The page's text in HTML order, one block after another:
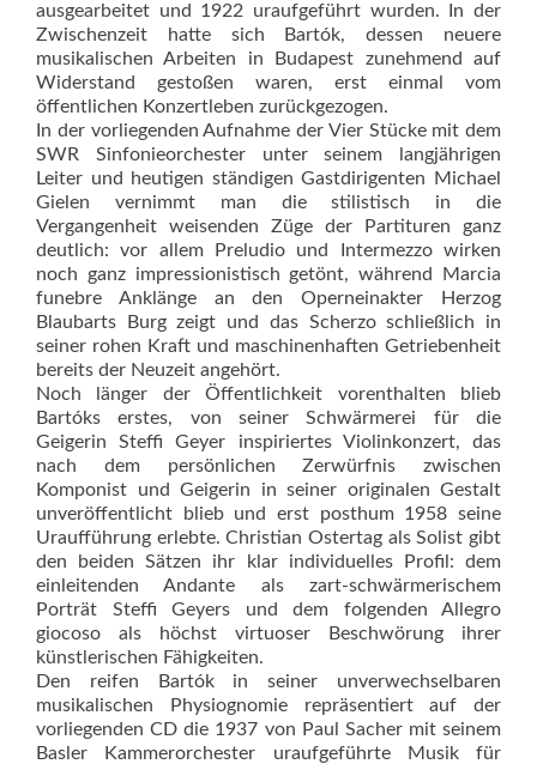
ausgearbeitet und 1922 uraufgeführt wurden. In der
Zwischenzeit hatte sich Bartók, dessen neuere
musikalischen Arbeiten in Budapest zunehmend auf
Widerstand gestoßen waren, erst einmal vom
öffentlichen Konzertleben zurückgezogen.
In der vorliegenden Aufnahme der Vier Stücke mit dem
SWR Sinfonieorchester unter seinem langjährigen
Leiter und heutigen ständigen Gastdirigenten Michael
Gielen vernimmt man die stilistisch in die
Vergangenheit weisenden Züge der Partituren ganz
deutlich: vor allem Preludio und Intermezzo wirken
noch ganz impressionistisch getönt, während Marcia
funebre Anklänge an den Operneinakter Herzog
Blaubarts Burg zeigt und das Scherzo schließlich in
seiner rohen Kraft und maschinenhaften Getriebenheit
bereits der Neuzeit angehört.
Noch länger der Öffentlichkeit vorenthalten blieb
Bartóks erstes, von seiner Schwärmerei für die
Geigerin Steffi Geyer inspiriertes Violinkonzert, das
nach dem persönlichen Zerwürfnis zwischen
Komponist und Geigerin in seiner originalen Gestalt
unveröffentlicht blieb und erst posthum 1958 seine
Uraufführung erlebte. Christian Ostertag als Solist gibt
den beiden Sätzen ihr klar individuelles Profil: dem
einleitenden Andante als zart-schwärmerischem
Porträt Steffi Geyers und dem folgenden Allegro
giocoso als höchst virtuoser Beschwörung ihrer
künstlerischen Fähigkeiten.
Den reifen Bartók in seiner unverwechselbaren
musikalischen Physiognomie repräsentiert auf der
vorliegenden CD die 1937 von Paul Sacher mit seinem
Basler Kammerorchester uraufgeführte Musik für